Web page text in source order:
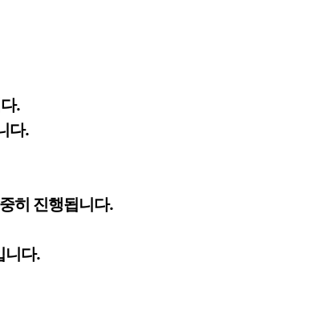
.
다.
히 진행됩니다.
니다.